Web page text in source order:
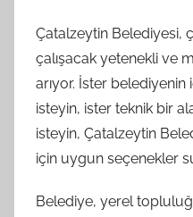
Çatalzeytin Belediyesi,
çalışacak yetenekli ve
arıyor. İster belediyenin
isteyin, ister teknik bir
isteyin, Çatalzeytin
için uygun seçenekler
Belediye, yerel